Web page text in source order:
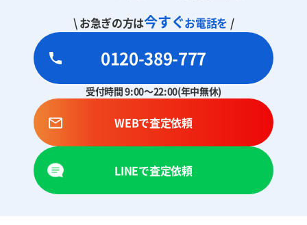
\ お急ぎの方は今すぐお電話を /
0120-389-777
受付時間 9:00～22:00(年中無休)
WEBで査定依頼
LINEで査定依頼